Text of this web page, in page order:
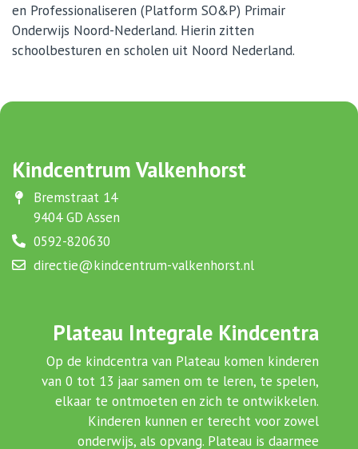
en Professionaliseren (Platform SO&P) Primair
Onderwijs Noord-Nederland. Hierin zitten
schoolbesturen en scholen uit Noord Nederland.
Kindcentrum Valkenhorst
Bremstraat 14
9404 GD Assen
0592-820630
directie@kindcentrum-valkenhorst.nl
Plateau Integrale Kindcentra
Op de kindcentra van Plateau komen kinderen
van 0 tot 13 jaar samen om te leren, te spelen,
elkaar te ontmoeten en zich te ontwikkelen.
Kinderen kunnen er terecht voor zowel
onderwijs, als opvang. Plateau is daarmee